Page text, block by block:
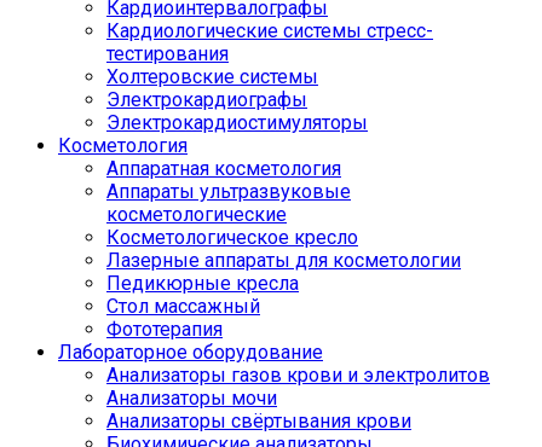
Кардиоинтервалографы
Кардиологические системы стресс-
тестирования
Холтеровские системы
Электрокардиографы
Электрокардиостимуляторы
Косметология
Аппаратная косметология
Аппараты ультразвуковые
косметологические
Косметологическое кресло
Лазерные аппараты для косметологии
Педикюрные кресла
Стол массажный
Фототерапия
Лабораторное оборудование
Анализаторы газов крови и электролитов
Анализаторы мочи
Анализаторы свёртывания крови